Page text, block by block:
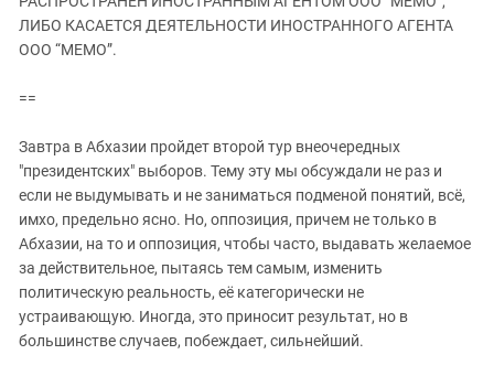
ЗАСТАВЛЯЕТ
КАВКАЗ ЗА ПАЛЕСТИНУ
Дагестан
Ингушетия
Карачаево-Черкесия
Краснодарский край
Нагорный Карабах
Российская Федерация
Ростовская область
Северная Осетия - Алания
ЛИБО КАСАЕТСЯ ДЕЯТЕЛЬНОСТИ ИНОСТРАННОГО АГЕНТА
ООО “МЕМО”.
==
Завтра в Абхазии пройдет второй тур внеочередных
"президентских" выборов. Тему эту мы обсуждали не раз и
если не выдумывать и не заниматься подменой понятий, всё,
имхо, предельно ясно. Но, оппозиция, причем не только в
Абхазии, на то и оппозиция, чтобы часто, выдавать желаемое
за действительное, пытаясь тем самым, изменить
политическую реальность, её категорически не
устраивающую. Иногда, это приносит результат, но в
большинстве случаев, побеждает, сильнейший.